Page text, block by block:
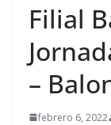
Filial
–
febrero 6, 2022